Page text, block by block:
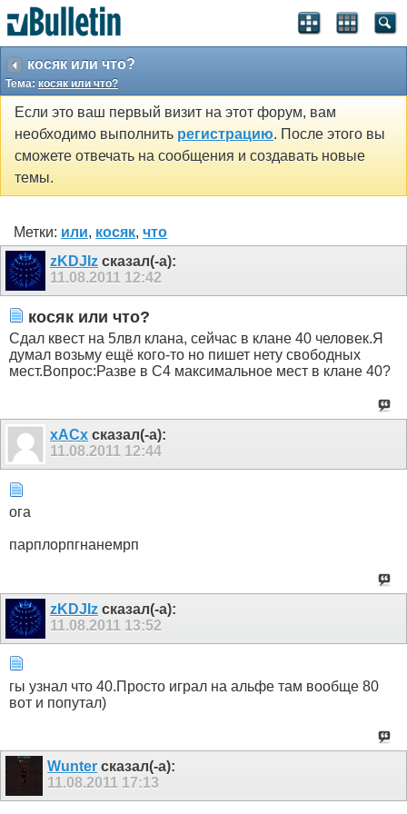
косяк или что?
Тема: косяк или что?
Если это ваш первый визит на этот форум, вам
необходимо выполнить регистрацию. После этого вы
сможете отвечать на сообщения и создавать новые
темы.
Метки: или, косяк, что
zKDJIz сказал(-а):
11.08.2011 12:42
косяк или что?
Сдал квест на 5лвл клана, сейчас в клане 40 человек.Я
думал возьму ещё кого-то но пишет нету свободных
мест.Вопрос:Разве в С4 максимальное мест в клане 40?
xACx сказал(-а):
11.08.2011 12:44
ога
парплорпгнанемрп
zKDJIz сказал(-а):
11.08.2011 13:52
гы узнал что 40.Просто играл на альфе там вообще 80
вот и попутал)
Wunter сказал(-а):
11.08.2011 17:13